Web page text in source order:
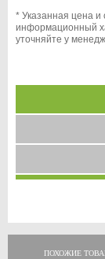
* Указанная цена и
информационный
уточняйте у
ПОХОЖИЕ